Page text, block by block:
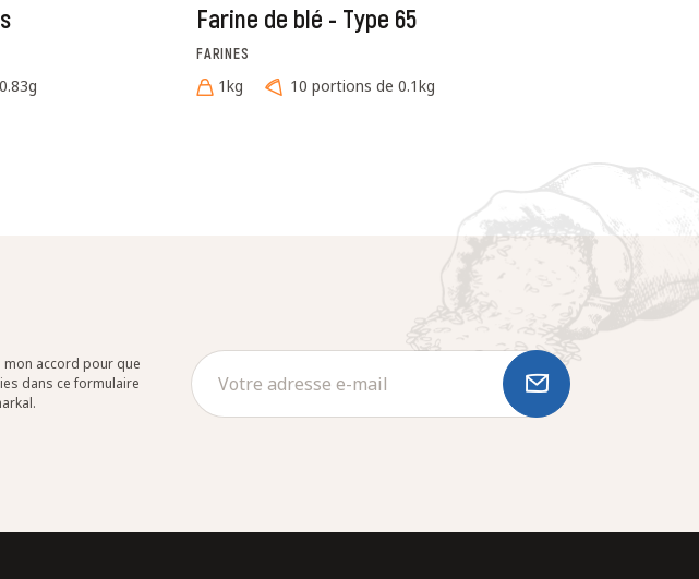
Farine de blé - Type 65
FARINES
1kg 10 portions de 0.1kg
mon accord pour que
dans ce formulaire